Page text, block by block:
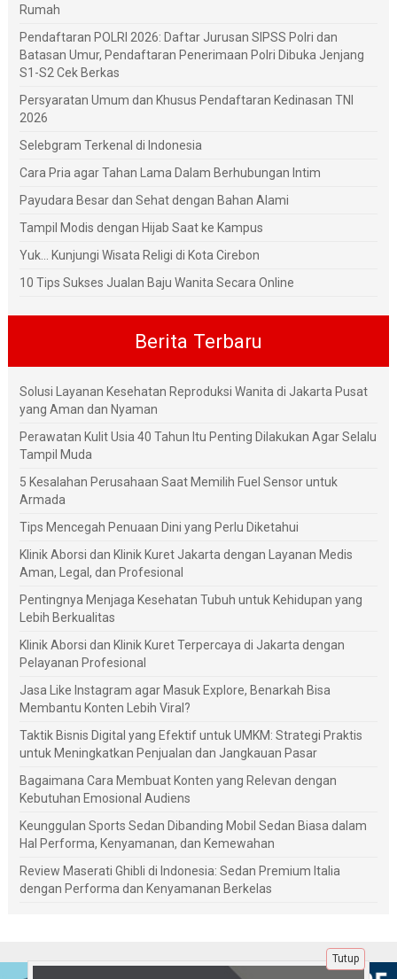
Rumah
Pendaftaran POLRI 2026: Daftar Jurusan SIPSS Polri dan
Batasan Umur, Pendaftaran Penerimaan Polri Dibuka Jenjang
S1-S2 Cek Berkas
Persyaratan Umum dan Khusus Pendaftaran Kedinasan TNI
2026
Selebgram Terkenal di Indonesia
Cara Pria agar Tahan Lama Dalam Berhubungan Intim
Payudara Besar dan Sehat dengan Bahan Alami
Tampil Modis dengan Hijab Saat ke Kampus
Yuk... Kunjungi Wisata Religi di Kota Cirebon
10 Tips Sukses Jualan Baju Wanita Secara Online
Berita Terbaru
Solusi Layanan Kesehatan Reproduksi Wanita di Jakarta Pusat
yang Aman dan Nyaman
Perawatan Kulit Usia 40 Tahun Itu Penting Dilakukan Agar Selalu
Tampil Muda
5 Kesalahan Perusahaan Saat Memilih Fuel Sensor untuk
Armada
Tips Mencegah Penuaan Dini yang Perlu Diketahui
Klinik Aborsi dan Klinik Kuret Jakarta dengan Layanan Medis
Aman, Legal, dan Profesional
Pentingnya Menjaga Kesehatan Tubuh untuk Kehidupan yang
Lebih Berkualitas
Klinik Aborsi dan Klinik Kuret Terpercaya di Jakarta dengan
Pelayanan Profesional
Jasa Like Instagram agar Masuk Explore, Benarkah Bisa
Membantu Konten Lebih Viral?
Taktik Bisnis Digital yang Efektif untuk UMKM: Strategi Praktis
untuk Meningkatkan Penjualan dan Jangkauan Pasar
Bagaimana Cara Membuat Konten yang Relevan dengan
Kebutuhan Emosional Audiens
Keunggulan Sports Sedan Dibanding Mobil Sedan Biasa dalam
Hal Performa, Kenyamanan, dan Kemewahan
Review Maserati Ghibli di Indonesia: Sedan Premium Italia
dengan Performa dan Kenyamanan Berkelas
Tutup